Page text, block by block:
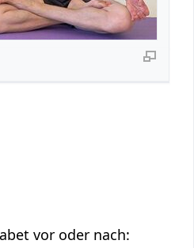
vor oder nach: